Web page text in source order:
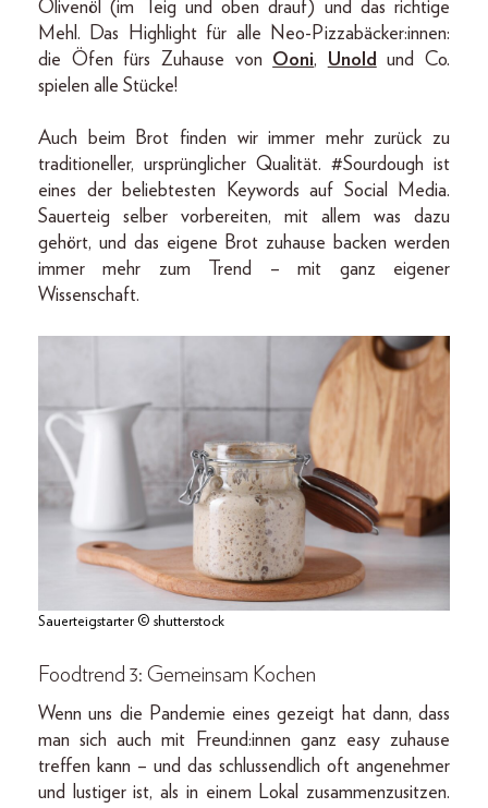
Olivenöl (im Teig und oben drauf) und das richtige
Mehl. Das Highlight für alle Neo-Pizzabäcker:innen:
die Öfen fürs Zuhause von Ooni, Unold
und Co.
spielen alle Stücke!
Auch beim Brot finden wir immer mehr zurück zu
traditioneller, ursprünglicher Qualität. #Sourdough ist
eines der beliebtesten Keywords auf Social Media.
Sauerteig selber vorbereiten, mit allem was dazu
gehört, und das eigene Brot zuhause backen werden
immer mehr zum Trend – mit ganz eigener
Wissenschaft.
Sauerteigstarter © shutterstock
Foodtrend 3: Gemeinsam Kochen
Wenn uns die Pandemie eines gezeigt hat dann, dass
man sich auch mit Freund:innen ganz easy zuhause
treffen kann – und das schlussendlich oft angenehmer
und lustiger ist, als in einem Lokal zusammenzusitzen.